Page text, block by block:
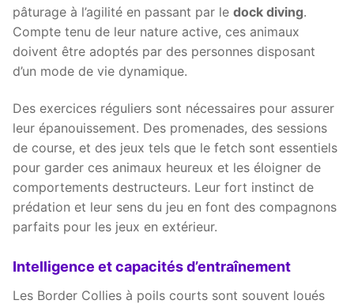
pâturage à l’agilité en passant par le dock diving.
Compte tenu de leur nature active, ces animaux
doivent être adoptés par des personnes disposant
d’un mode de vie dynamique.
Des exercices réguliers sont nécessaires pour assurer
leur épanouissement. Des promenades, des sessions
de course, et des jeux tels que le fetch sont essentiels
pour garder ces animaux heureux et les éloigner de
comportements destructeurs. Leur fort instinct de
prédation et leur sens du jeu en font des compagnons
parfaits pour les jeux en extérieur.
Intelligence et capacités d’entraînement
Les Border Collies à poils courts sont souvent loués